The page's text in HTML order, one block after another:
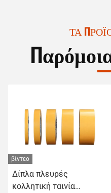
ΤΑ
βίντεο
Δίπλα πλευρές
κολλητική ταινία